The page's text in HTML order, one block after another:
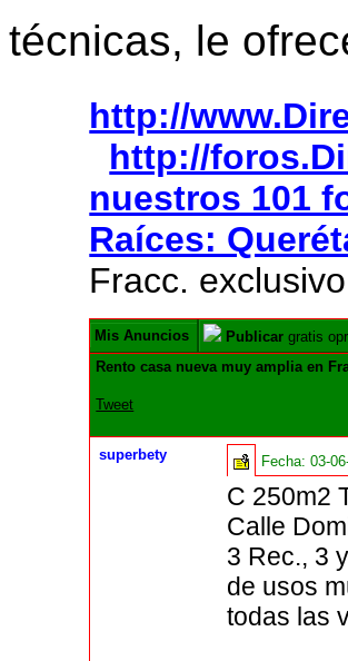
técnicas, le
http://
http://
nuestros 101
Raíces:
Fracc.
Mis Anuncios Publicar gratis
Rento casa nueva muy amplia en
Tweet
superbety Fecha:03-
C 250m2
Calle
3 Rec., 3
de usos
todas las